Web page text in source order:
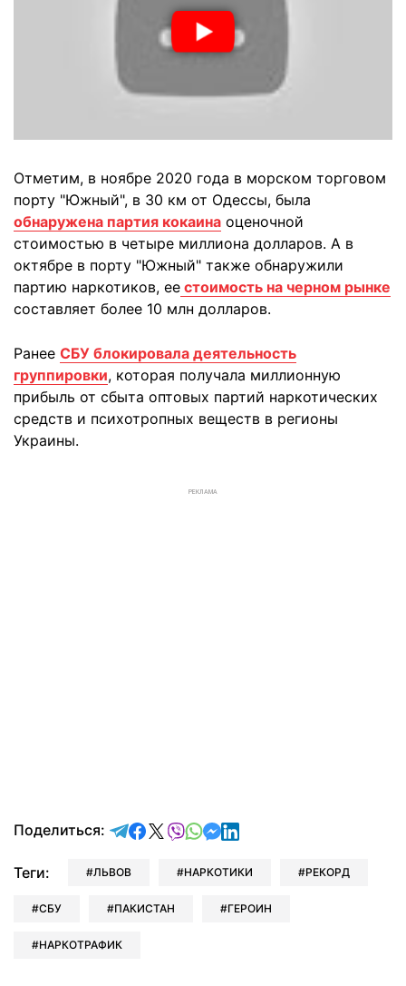
Отметим, в ноябре 2020 года в морском торговом
порту "Южный", в 30 км от Одессы, была
обнаружена партия кокаина оценочной
стоимостью в четыре миллиона долларов. А в
октябре в порту "Южный" также обнаружили
партию наркотиков, ее стоимость на черном рынке
составляет более 10 млн долларов.
Ранее СБУ блокировала деятельность
группировки, которая получала миллионную
прибыль от сбыта оптовых партий наркотических
средств и психотропных веществ в регионы
Украины.
РЕКЛАМА
Поделиться: отправить в Telegram
поделиться в Facebook
поделиться в X
отправить в Viber
отправить в Whatsapp
отправить в Messenger
отправить в LinkedIn
Теги: ЛЬВОВ НАРКОТИКИ РЕКОРД
СБУ ПАКИСТАН ГЕРОИН
НАРКОТРАФИК